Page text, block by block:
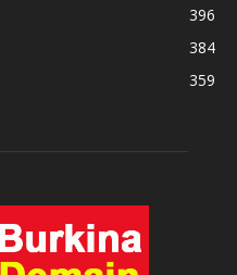
396
384
359